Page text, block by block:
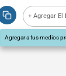
+ Agregar El
Agregar a tus medios